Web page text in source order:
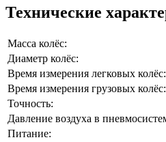
Технические
Масса колёс:
Диаметр колёс:
Время измерения легковых колёс:
Время измерения грузовых колёс:
Точность:
Давление воздуха в
Питание: